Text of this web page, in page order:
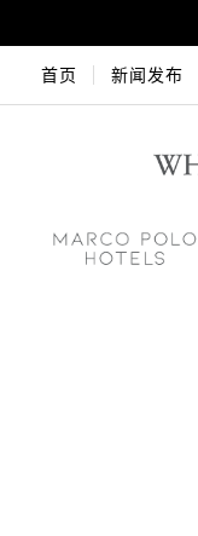
首页 新闻发布